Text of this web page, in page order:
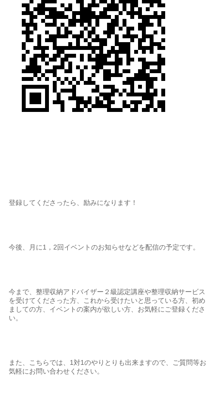
登録してくださったら、励みになります！
今後、月に1，2回イベントのお知らせなどを配信の予定です。
今まで、整理収納アドバイザー２級認定講座や整理収納サービス
を受けてくださった方、これから受けたいと思っている方、初め
ましての方、イベントの案内が欲しい方、お気軽にご登録くださ
い。
また、こちらでは、1対1のやりとりも出来ますので、ご質問等お
気軽にお問い合わせください。